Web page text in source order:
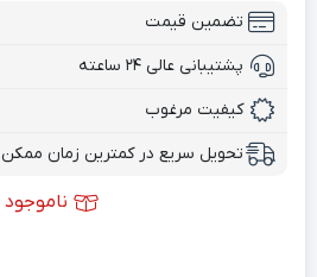
تضمین قیمت
پشتیبانی عالی ۲۴ ساعته
کیفیت مرغوب
تحویل سریع در کمترین زمان ممکن
ناموجود